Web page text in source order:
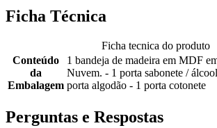
Ficha Técnica
Ficha tecnica do produto
Conteúdo
da
Embalagem
1 bandeja de madeira em MDF
Nuvem. - 1 porta sabonete /
porta algodão - 1 porta cotonete
Perguntas e Respostas